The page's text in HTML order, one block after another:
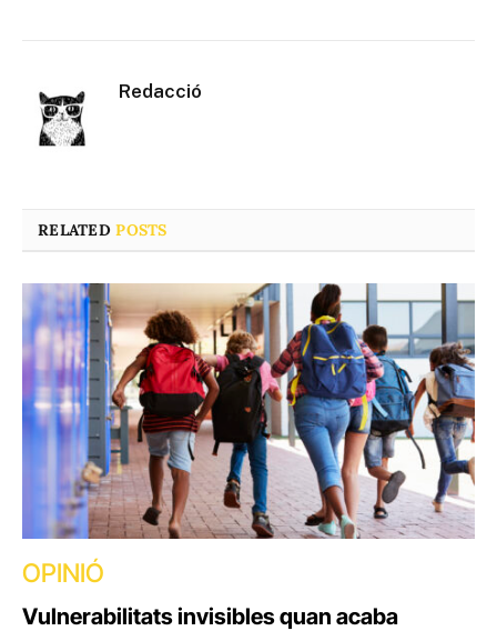
Redacció
RELATEDPOSTS
OPINIÓ
Vulnerabilitats invisibles quan acaba